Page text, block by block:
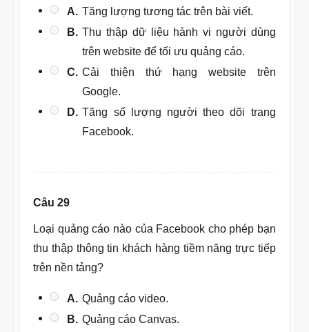
A. Tăng lượng tương tác trên bài viết.
B. Thu thập dữ liệu hành vi người dùng
trên website để tối ưu quảng cáo.
C. Cải thiện thứ hạng website trên
Google.
D. Tăng số lượng người theo dõi trang
Facebook.
Câu 29
Loại quảng cáo nào của Facebook cho phép bạn
thu thập thông tin khách hàng tiềm năng trực tiếp
trên nền tảng?
A. Quảng cáo video.
B. Quảng cáo Canvas.